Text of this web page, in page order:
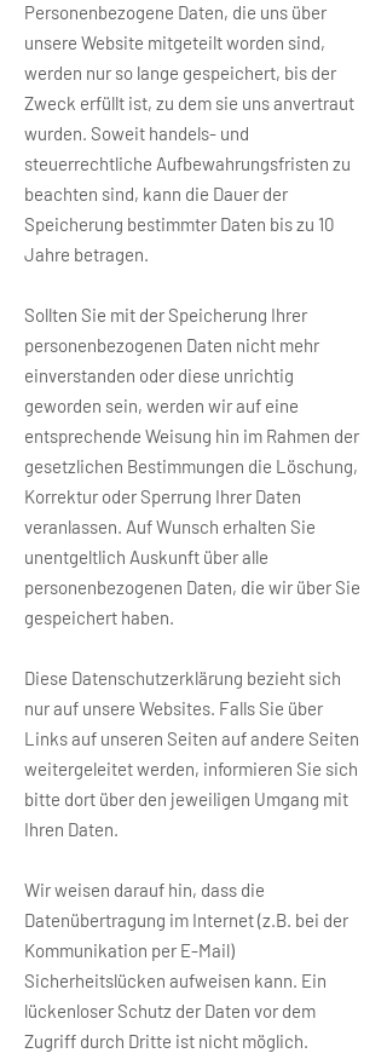
Personenbezogene Daten, die uns über
unsere Website mitgeteilt worden sind,
werden nur so lange gespeichert, bis der
Zweck erfüllt ist, zu dem sie uns anvertraut
wurden. Soweit handels- und
steuerrechtliche Aufbewahrungsfristen zu
beachten sind, kann die Dauer der
Speicherung bestimmter Daten bis zu 10
Jahre betragen.
Sollten Sie mit der Speicherung Ihrer
personenbezogenen Daten nicht mehr
einverstanden oder diese unrichtig
geworden sein, werden wir auf eine
entsprechende Weisung hin im Rahmen der
gesetzlichen Bestimmungen die Löschung,
Korrektur oder Sperrung Ihrer Daten
veranlassen. Auf Wunsch erhalten Sie
unentgeltlich Auskunft über alle
personenbezogenen Daten, die wir über Sie
gespeichert haben.
Diese Datenschutzerklärung bezieht sich
nur auf unsere Websites. Falls Sie über
Links auf unseren Seiten auf andere Seiten
weitergeleitet werden, informieren Sie sich
bitte dort über den jeweiligen Umgang mit
Ihren Daten.
Wir weisen darauf hin, dass die
Datenübertragung im Internet (z.B. bei der
Kommunikation per E-Mail)
Sicherheitslücken aufweisen kann. Ein
lückenloser Schutz der Daten vor dem
Zugriff durch Dritte ist nicht möglich.